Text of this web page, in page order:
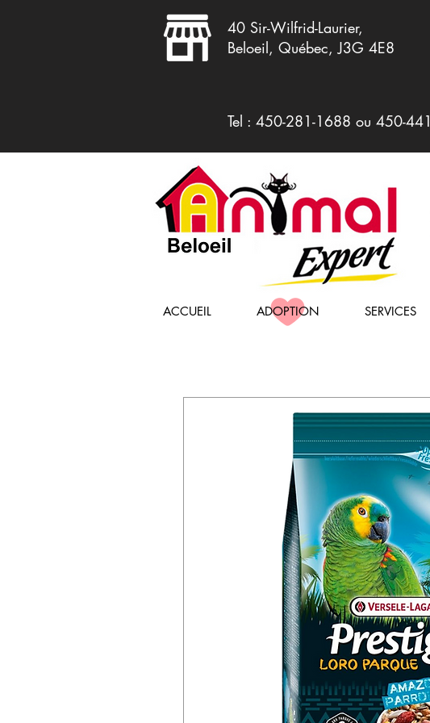
40 Sir-Wilfrid-Laurier,
Beloeil, Québec, J3G 4E8
Tel : 450-281-1688 ou 450-
ACCUEIL ADOPTION SERVICES